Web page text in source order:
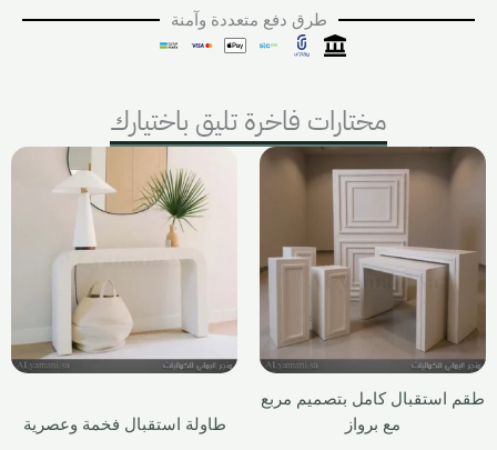
طرق دفع متعددة وآمنة
مختارات فاخرة تليق باختيارك
طقم استقبال كامل بتصميم مربع
مع برواز
طاولة استقبال فخمة وعصرية